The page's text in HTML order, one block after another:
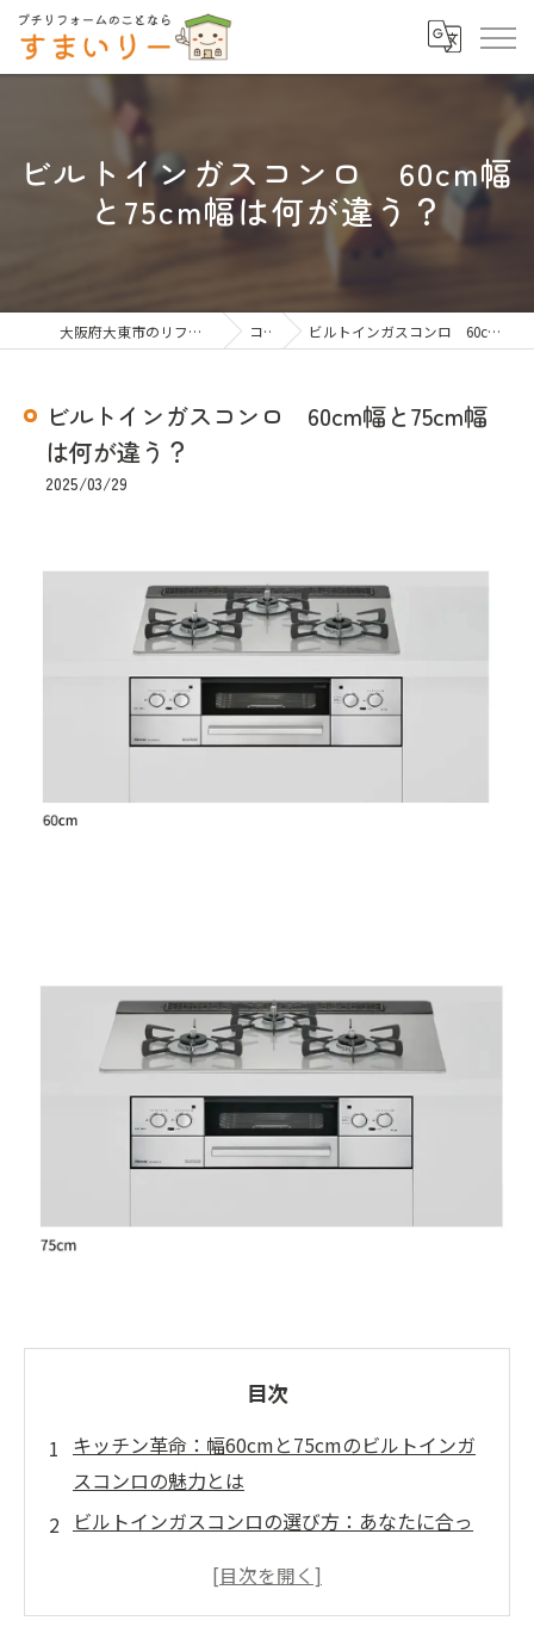
ビルトインガスコンロ 60cm幅
と75cm幅は何が違う？
大阪府大東市のリフォームならすまいりー コラム ビルトインガスコンロ 60cm幅と75cm幅は何が違う？
ビルトインガスコンロ 60cm幅と75cm幅
は何が違う？
2025/03/29
目次
キッチン革命：幅60cmと75cmのビルトインガ
スコンロの魅力とは
ビルトインガスコンロの選び方：あなたに合っ
キッチンのパートナー：幅60cmと75cmの具体